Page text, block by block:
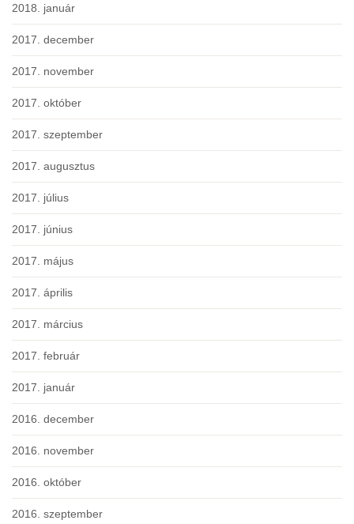
2018. január
2017. december
2017. november
2017. október
2017. szeptember
2017. augusztus
2017. július
2017. június
2017. május
2017. április
2017. március
2017. február
2017. január
2016. december
2016. november
2016. október
2016. szeptember